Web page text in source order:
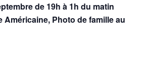
de 19h à 1h du matin
Américaine, Photo de famille au